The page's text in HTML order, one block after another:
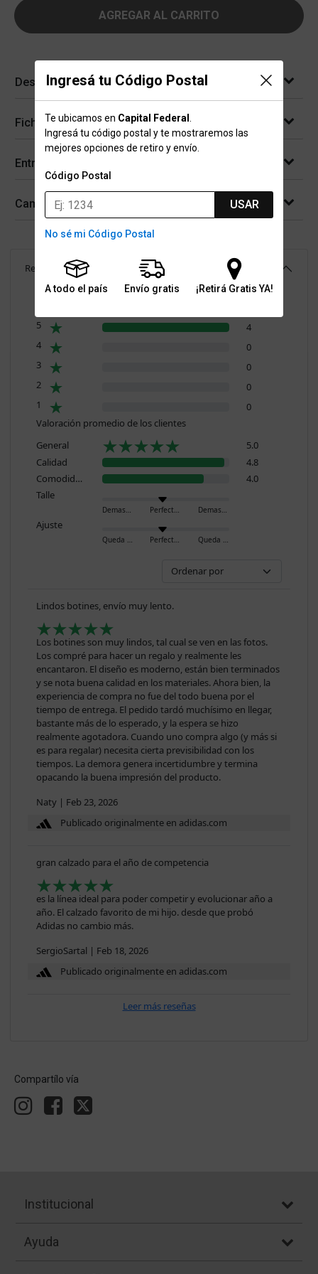
Ingresá tu Código Postal
Te ubicamos en Capital Federal
Ingresá tu código postal y te mostraremos las
mejores opciones de retiro y envío.
Código Postal
USAR
No sé mi Código Postal
A todo el país Envío gratis ¡Retirá Gratis YA!
AGREGAR AL CARRITO
Descripción
Ficha técnica
Entregas
Cambios y devoluciones
Reseñas (4)
5
4
4
0
3
0
2
0
1
0
Valoración promedio de los clientes
General
5.0
Calidad
4.8
Comodidad
4.0
Talle
Demasiado pequeño Perfecto Demasiado grande
Ajuste
Queda ajustado Perfecto Queda holgado
Lindos botines, envío muy lento.
Los botines son muy lindos, tal cual se ven en las fotos.
Los compré para hacer un regalo y realmente les
encantaron. El diseño es moderno, están bien terminados
y se nota buena calidad en los materiales. Ahora bien, la
experiencia de compra no fue del todo buena por el
tiempo de entrega. El pedido tardó muchísimo en llegar,
bastante más de lo esperado, y la espera se hizo
realmente agotadora. Cuando uno compra algo (y más si
es para regalar) necesita cierta previsibilidad con los
tiempos. La demora genera incertidumbre y termina
opacando la buena impresión del producto.
Naty | Feb 23, 2026
Publicado originalmente en adidas.com
gran calzado para el año de competencia
es la línea ideal para poder competir y evolucionar año a
año. El calzado favorito de mi hijo. desde que probó
Adidas no cambio más.
SergioSartal | Feb 18, 2026
Publicado originalmente en adidas.com
Leer más reseñas
Compartílo vía
Institucional
Ayuda